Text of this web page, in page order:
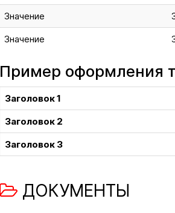
Значение
Значение
Пример оформления
Заголовок 1
Заголовок 2
Заголовок 3
ДОКУМЕНТЫ